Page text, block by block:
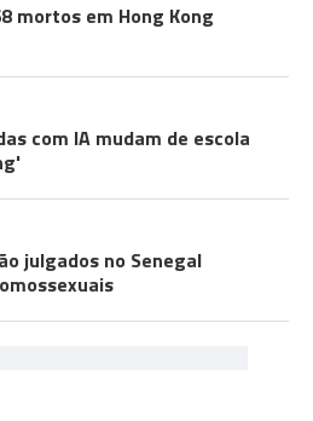
mortos em Hong Kong
com IA mudam de escola
julgados no Senegal